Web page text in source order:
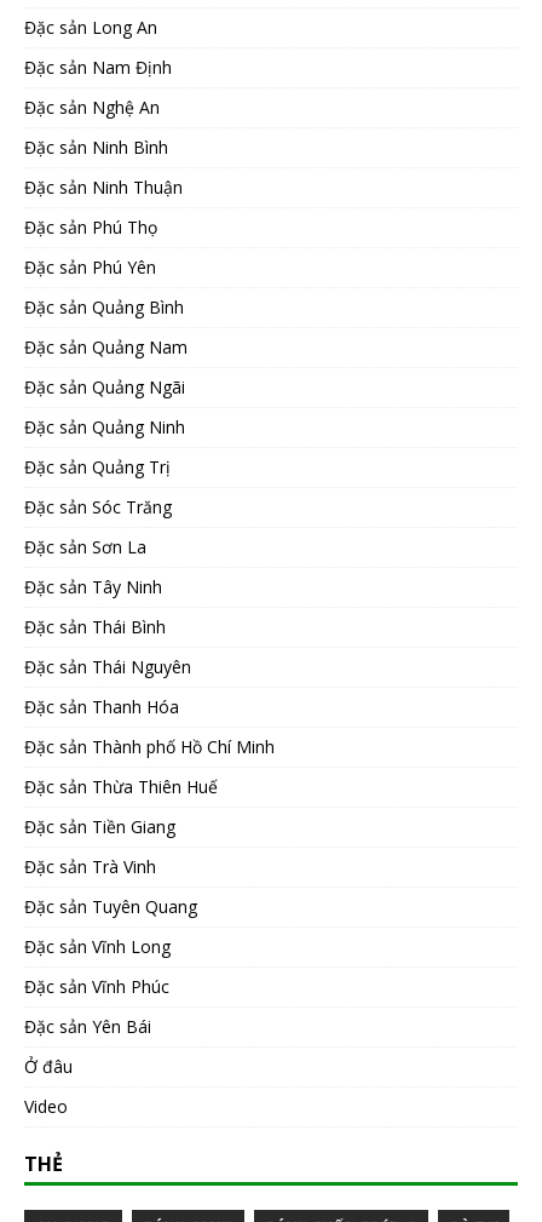
Đặc sản Long An
Đặc sản Nam Định
Đặc sản Nghệ An
Đặc sản Ninh Bình
Đặc sản Ninh Thuận
Đặc sản Phú Thọ
Đặc sản Phú Yên
Đặc sản Quảng Bình
Đặc sản Quảng Nam
Đặc sản Quảng Ngãi
Đặc sản Quảng Ninh
Đặc sản Quảng Trị
Đặc sản Sóc Trăng
Đặc sản Sơn La
Đặc sản Tây Ninh
Đặc sản Thái Bình
Đặc sản Thái Nguyên
Đặc sản Thanh Hóa
Đặc sản Thành phố Hồ Chí Minh
Đặc sản Thừa Thiên Huế
Đặc sản Tiền Giang
Đặc sản Trà Vinh
Đặc sản Tuyên Quang
Đặc sản Vĩnh Long
Đặc sản Vĩnh Phúc
Đặc sản Yên Bái
Ở đâu
Video
THẺ